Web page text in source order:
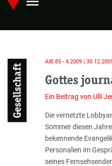
Skip
main
Gesellschaft
AIB 85 - 4.2009 |
Gottes
Ein Beitrag von Ulli
Einleitung
Die vernetzte
Sommer diesen
bekennende
Personalien im
seines